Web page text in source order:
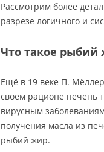
Рассмотрим более
разрезе логичного и
Что такое рыбий
Ещё в 19 веке П.
своём рационе печень
вирусным
получения масла из
рыбий жир.